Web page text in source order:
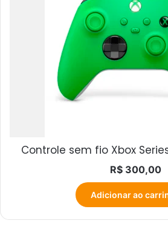
Controle sem fio Xbox
R$300,00
Adicionar ao